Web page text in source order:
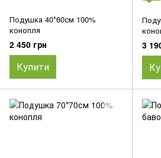
Подушка 40*60см 100%
конопля
2 450 грн
Купити
3